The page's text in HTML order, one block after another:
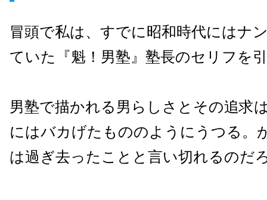
冒頭で私は、すでに昭和時代にはナ
ていた『魁！男塾』塾長のセリフを
男塾で描かれる男らしさとその追求
にはバカげたもののようにうつる。
は過ぎ去ったことと言い切れるのだ